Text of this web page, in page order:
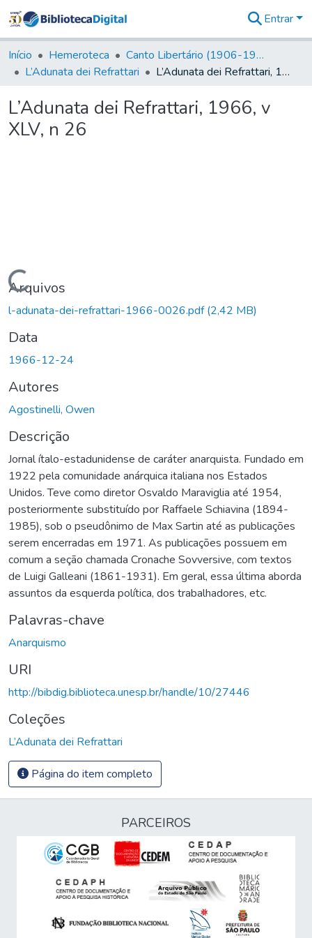
&
Coleções
Tudo na
Digital
Entrar
Início Hemeroteca
Canto Libertário (1906-1995)
L’Adunata dei Refrattari
L’Adunata dei Refrattari, 1966, v XLV, n 26
L’Adunata dei Refrattari, 1966, v
XLV, n 26
Carregando...
Arquivos
l-adunata-dei-refrattari-1966-0026.pdf(2,42 MB)
Data
1966-12-24
Autores
Agostinelli, Owen
Descrição
Jornal ítalo-estadunidense de caráter anarquista. Fundado em
1922 pela comunidade anárquica italiana nos Estados
Unidos. Teve como diretor Osvaldo Maraviglia até 1954,
posteriormente substituído por Raffaele Schiavina (1894-
1985), sob o pseudônimo de Max Sartin até as publicações
serem encerradas em 1971. As publicações possuem em
comum a seção chamada Cronache Sovversive, com textos
de Luigi Galleani (1861-1931). Em geral, essa última aborda
assuntos da esquerda política, dos trabalhadores, etc.
Palavras-chave
Anarquismo
URI
http://bibdig.biblioteca.unesp.br/handle/10/27446
Coleções
L’Adunata dei Refrattari
Página do item completo
PARCEIROS